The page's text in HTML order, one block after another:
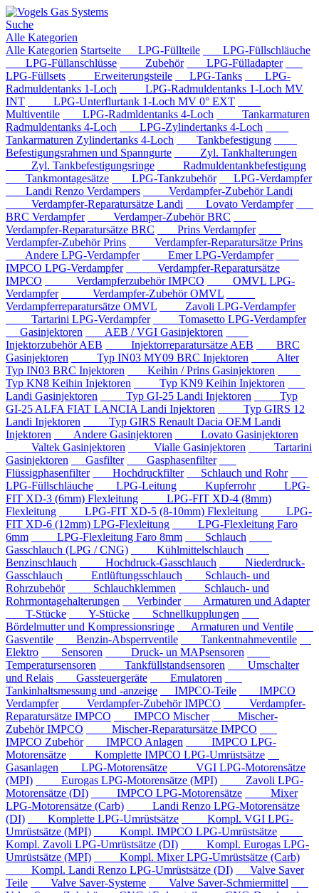
Suche
Alle Kategorien
Alle Kategorien Startseite LPG-Füllteile
LPG-Füllschläuche
LPG-Füllanschlüsse
Zubehör
LPG-Fülladapter
LPG-Füllsets
Erweiterungsteile LPG-Tanks
LPG-
Radmuldentanks 1-Loch
LPG-Radmuldentanks 1-Loch MV
INT
LPG-Unterflurtank 1-Loch MV 0° EXT
Multiventile
LPG-Radmldentanks 4-Loch
Tankarmaturen
Radmuldentanks 4-Loch
LPG-Zylindertanks 4-Loch
Tankarmaturen Zylindertanks 4-Loch
Tankbefestigung
Befestigungsrahmen und Spanngurte
Zyl. Tankhalterungen
Zyl. Tankbefestigungsringe
Radmuldentankbefestigung
Tankmontagesätze
LPG-Tankzubehör
LPG-Verdampfer
Landi Renzo Verdampers
Verdampfer-Zubehör Landi
Verdampfer-Reparatursätze Landi
Lovato Verdampfer
BRC Verdampfer
Verdamper-Zubehör BRC
Verdampfer-Reparatursätze BRC
Prins Verdampfer
Verdampfer-Zubehör Prins
Verdampfer-Reparatursätze Prins
Andere LPG-Verdampfer
Emer LPG-Verdampfer
IMPCO LPG-Verdampfer
Verdampfer-Reparatursätze
IMPCO
Verdampferzubehör IMPCO
OMVL LPG-
Verdampfer
Verdampfer-Zubehör OMVL
Verdampferreparatursätze OMVL
Zavoli LPG-Verdampfer
Tartarini LPG-Verdampfer
Tomasetto LPG-Verdampfer
Gasinjektoren
AEB / VGI Gasinjektoren
Injektorzubehör AEB
Injektorreparatursätze AEB
BRC
Gasinjektoren
Typ IN03 MY09 BRC Injektoren
Alter
Typ IN03 BRC Injektoren
Keihin / Prins Gasinjektoren
Typ KN8 Keihin Injektoren
Typ KN9 Keihin Injektoren
Landi Gasinjektoren
Typ GI-25 Landi Injektoren
Typ
GI-25 ALFA FIAT LANCIA Landi Injektoren
Typ GIRS 12
Landi Injektoren
Typ GIRS Renault Dacia OEM Landi
Injektoren
Andere Gasinjektoren
Lovato Gasinjektoren
Valtek Gasinjektoren
Vialle Gasinjektoren
Tartarini
Gasinjektoren
Gasfilter
Gasphasenfilter
Flüssigphasenfilter
Hochdruckfilter
Schlauch und Rohr
LPG-Füllschläuche
LPG-Leitung Kupferrohr
LPG-
FIT XD-3 (6mm) Flexleitung
LPG-FIT XD-4 (8mm)
Flexleitung
LPG-FIT XD-5 (8-10mm) Flexleitung
LPG-
FIT XD-6 (12mm) LPG-Flexleitung
LPG-Flexleitung Faro
6mm
LPG-Flexleitung Faro 8mm
Schlauch
Gasschlauch (LPG / CNG)
Kühlmittelschlauch
Benzinschlauch
Hochdruck-Gasschlauch
Niederdruck-
Gasschlauch
Entlüftungsschlauch
Schlauch- und
Rohrzubehör
Schlauchklemmen
Schlauch- und
Rohrmontagehalterungen
Verbinder
Armaturen und Adapter
T-Stücke
Y-Stücke
Schnellkupplungen
Bördelmutter und Kompressionsringe
Armaturen und Ventile
Gasventile
Benzin-Absperrventile
Tankentnahmeventile
Elektro
Sensoren
Druck- un MAPsensoren
Temperatursensoren
Tankfüllstandsensoren
Umschalter
und Relais
Gassteuergeräte
Emulatoren
Tankinhaltsmessung und -anzeige
IMPCO-Teile
IMPCO
Verdampfer
Verdampfer-Zubehör IMPCO
Verdampfer-
Reparatursätze IMPCO
IMPCO Mischer
Mischer-
Zubehör IMPCO
Mischer-Reparatursätze IMPCO
IMPCO Zubehör
IMPCO Anlagen
IMPCO LPG-
Motorensätze
Komplette IMPCO LPG-Umrüstsätze
Gasanlagen
LPG-Motorensätze
VGI LPG-Motorensätze
(MPI)
Eurogas LPG-Motorensätze (MPI)
Zavoli LPG-
Motorensätze (DI)
IMPCO LPG-Motorensätze
Mixer
LPG-Motorensätze (Carb)
Landi Renzo LPG-Motorensätze
(DI)
Komplette LPG-Umrüstsätze
Kompl. VGI LPG-
Umrüstsätze (MPI)
Kompl. IMPCO LPG-Umrüstsätze
Kompl. Zavoli LPG-Umrüstsätze (DI)
Kompl. Eurogas LPG-
Umrüstsätze (MPI)
Kompl. Mixer LPG-Umrüstsätze (Carb)
Kompl. Landi Renzo LPG-Umrüstsätze (DI)
Valve Saver
Teile
Valve Saver-Systeme
Valve Saver-Schmiermittel